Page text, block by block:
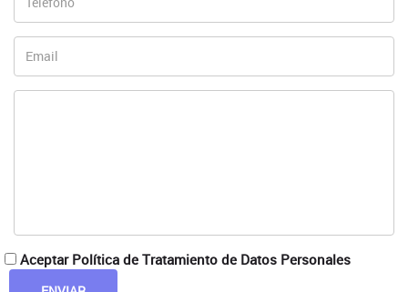
Aceptar Política de Tratamiento de Datos Personales